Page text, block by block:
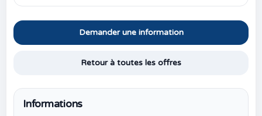
Demander une information
Retour à toutes les offres
Informations